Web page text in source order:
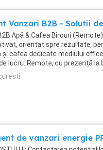
Vanzari B2B - Solutii
Apă & Cafea Birouri
orientat spre rezultate,
și cafea dedicate mediului
lucru: Remote, cu prezență la
de vanzari energie